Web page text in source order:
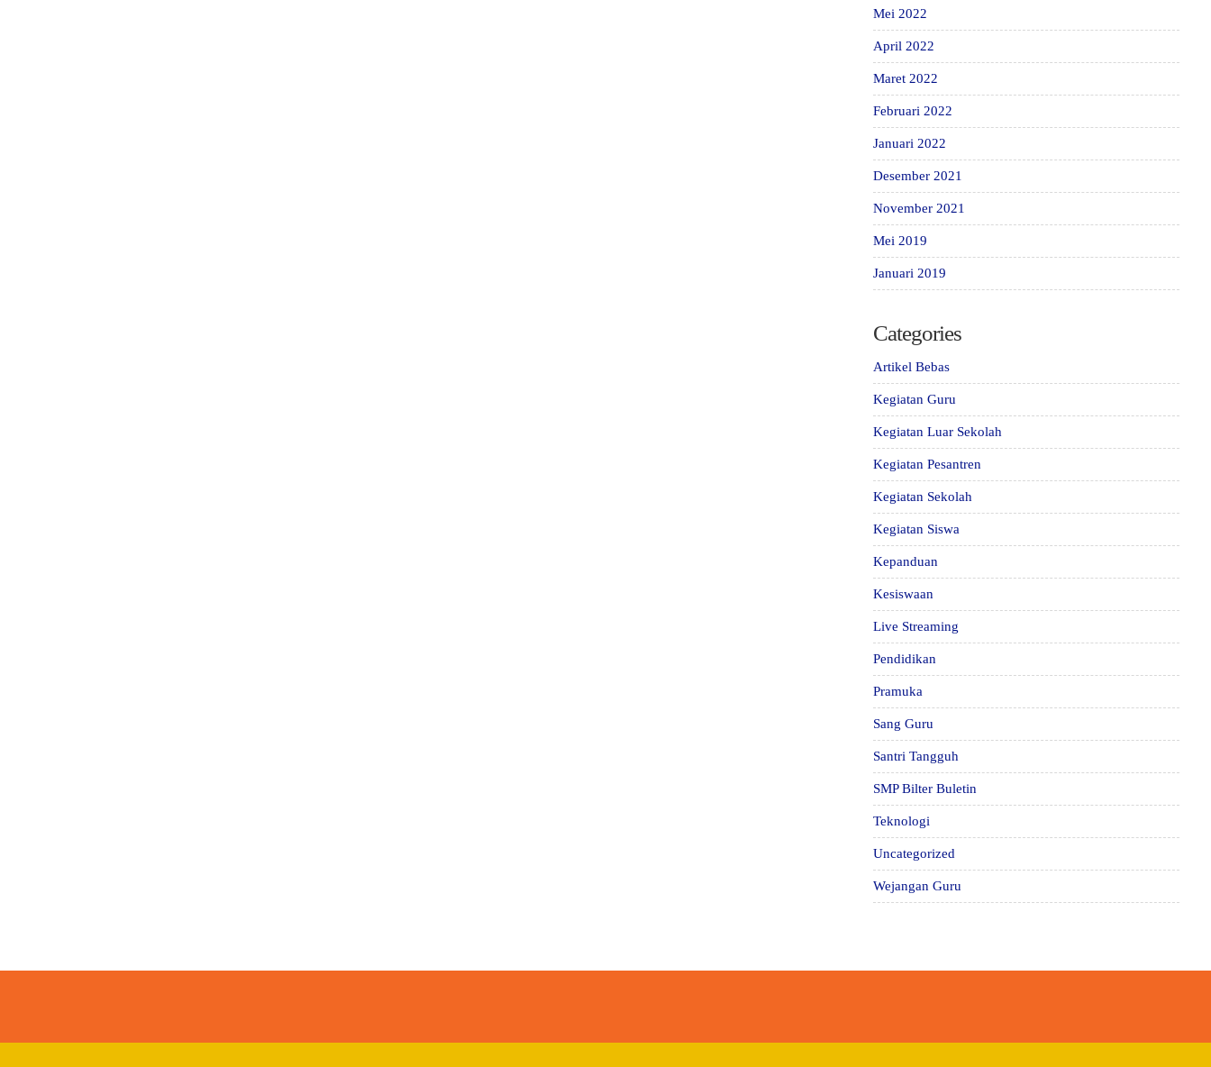
Mei 2022
April 2022
Maret 2022
Februari 2022
Januari 2022
Desember 2021
November 2021
Mei 2019
Januari 2019
Categories
Artikel Bebas
Kegiatan Guru
Kegiatan Luar Sekolah
Kegiatan Pesantren
Kegiatan Sekolah
Kegiatan Siswa
Kepanduan
Kesiswaan
Live Streaming
Pendidikan
Pramuka
Sang Guru
Santri Tangguh
SMP Bilter Buletin
Teknologi
Uncategorized
Wejangan Guru